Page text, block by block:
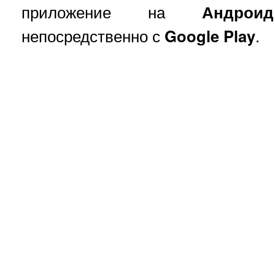
приложение на Андроид
непосредственно с Google Play.